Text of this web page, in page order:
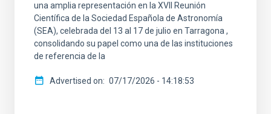
una amplia representación en la XVII Reunión
Científica de la Sociedad Española de Astronomía
(SEA), celebrada del 13 al 17 de julio en Tarragona ,
consolidando su papel como una de las instituciones
de referencia de la
Advertised on 07/17/2026 - 14:18:53